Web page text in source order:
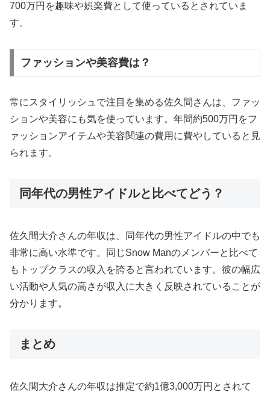
700万円を趣味や娯楽費として使っているとされていま
す。
ファッションや美容費は？
常にスタイリッシュで注目を集める佐久間さんは、ファッ
ションや美容にも気を使っています。年間約500万円をフ
ァッションアイテムや美容関連の費用に費やしていると見
られます。
同年代の男性アイドルと比べてどう？
佐久間大介さんの年収は、同年代の男性アイドルの中でも
非常に高い水準です。同じSnow Manのメンバーと比べて
もトップクラスの収入を誇ると言われています。彼の幅広
い活動や人気の高さが収入に大きく反映されていることが
分かります。
まとめ
佐久間大介さんの年収は推定で約1億3,000万円とされて